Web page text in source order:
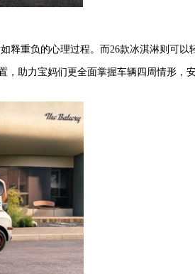
重负的心理过程。而26款冰淇淋则可以
助力宝妈们更全面掌握车辆四周情形，